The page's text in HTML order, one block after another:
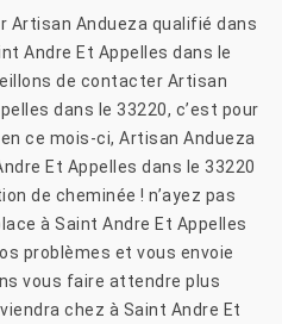
Artisan Andueza qualifié dans
Andre Et Appelles dans le
de contacter Artisan
dans le 33220, c’est pour
ce mois-ci, Artisan Andueza
Et Appelles dans le 33220
de cheminée ! n’ayez pas
à Saint Andre Et Appelles
problèmes et vous envoie
vous faire attendre plus
chez à Saint Andre Et